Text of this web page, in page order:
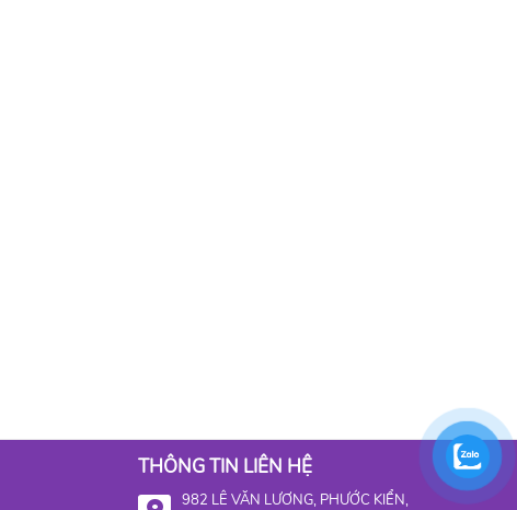
THÔNG TIN LIÊN HỆ
982 LÊ VĂN LƯƠNG, PHƯỚC KIỂN,